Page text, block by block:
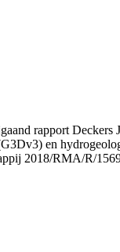
rapport
en
2018/RMA/R/